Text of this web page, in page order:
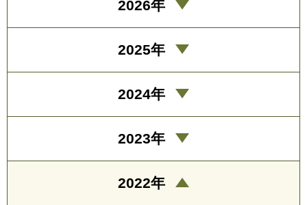
2026年
2025年
2024年
2023年
2022年